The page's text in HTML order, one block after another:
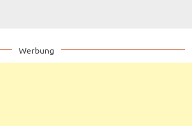
Werbung